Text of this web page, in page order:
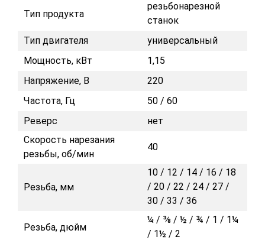
Тип продукта
резьбонарезной
станок
Тип двигателя
универсальный
Мощность, кВт
1,15
Напряжение, В
220
Частота, Гц
50 / 60
Реверс
нет
Скорость нарезания
резьбы, об/мин
40
Резьба, мм
10 / 12 / 14 / 16 / 18
/ 20 / 22 / 24 / 27 /
30 / 33 / 36
Резьба, дюйм
¼ / ⅜ / ½ / ¾ / 1 / 1¼
/ 1½ / 2